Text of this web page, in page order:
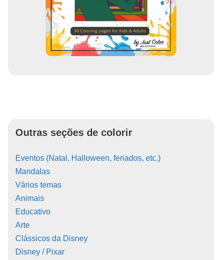
Outras seções de colorir
Eventos (Natal, Halloween, feriados, etc.)
Mandalas
Vários temas
Animais
Educativo
Arte
Clássicos da Disney
Disney / Pixar